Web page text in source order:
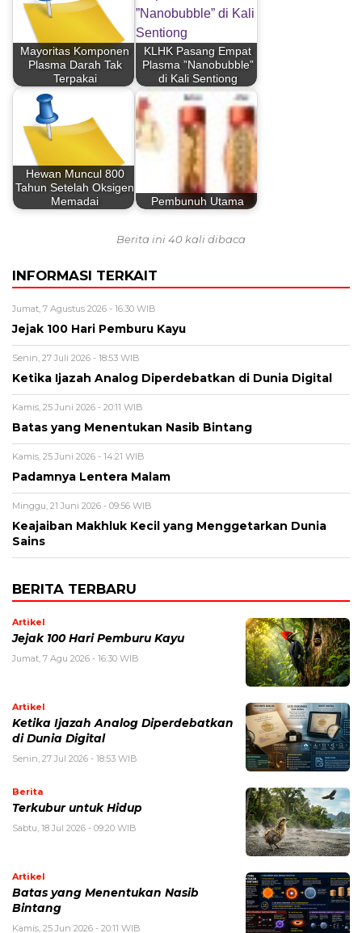
Mayoritas Komponen
Plasma Darah Tak
Terpakai
KLHK Pasang Empat
Plasma ”Nanobubble”
di Kali Sentiong
Hewan Muncul 800
Tahun Setelah Oksigen
Memadai
Pembunuh Utama
Berita ini 40 kali dibaca
INFORMASI TERKAIT
Jumat, 7 Agustus 2026 - 16:30 WIB
Jejak 100 Hari Pemburu Kayu
Senin, 27 Juli 2026 - 18:53 WIB
Ketika Ijazah Analog Diperdebatkan di Dunia Digital
Kamis, 25 Juni 2026 - 20:11 WIB
Batas yang Menentukan Nasib Bintang
Kamis, 25 Juni 2026 - 14:21 WIB
Padamnya Lentera Malam
Minggu, 21 Juni 2026 - 09:56 WIB
Keajaiban Makhluk Kecil yang Menggetarkan Dunia
Sains
BERITA TERBARU
Artikel
Jejak 100 Hari Pemburu Kayu
Jumat, 7 Agu 2026 - 16:30 WIB
Artikel
Ketika Ijazah Analog Diperdebatkan
di Dunia Digital
Senin, 27 Jul 2026 - 18:53 WIB
Berita
Terkubur untuk Hidup
Sabtu, 18 Jul 2026 - 09:20 WIB
Artikel
Batas yang Menentukan Nasib
Bintang
Kamis, 25 Jun 2026 - 20:11 WIB